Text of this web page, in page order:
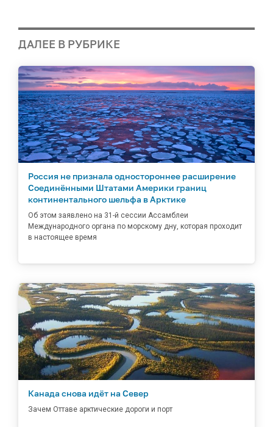
ДАЛЕЕ В РУБРИКЕ
Россия не признала одностороннее расширение
Соединёнными Штатами Америки границ
континентального шельфа в Арктике
Об этом заявлено на 31-й сессии Ассамблеи
Международного органа по морскому дну, которая проходит
в настоящее время
Канада снова идёт на Север
Зачем Оттаве арктические дороги и порт